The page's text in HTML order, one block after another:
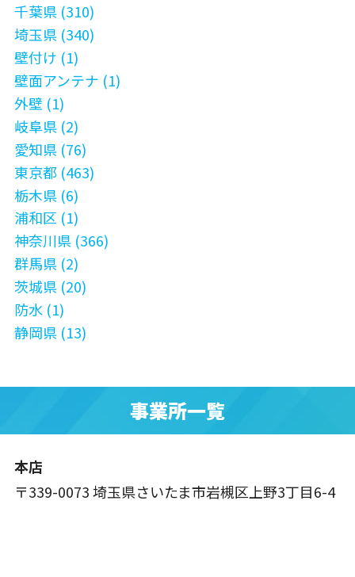
千葉県 (310)
埼玉県 (340)
壁付け (1)
壁面アンテナ (1)
外壁 (1)
岐阜県 (2)
愛知県 (76)
東京都 (463)
栃木県 (6)
浦和区 (1)
神奈川県 (366)
群馬県 (2)
茨城県 (20)
防水 (1)
静岡県 (13)
事業所一覧
本店
〒339-0073 埼玉県さいたま市岩槻区上野3丁目6-4